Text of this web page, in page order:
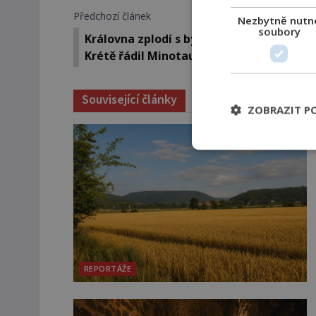
Předchozí článek
Královna zplodí s býkem netvora!
Krétě řádil Minotaurus?
Související články
REPORTÁŽE
Nezbytně
soubory
ZOBRAZIT